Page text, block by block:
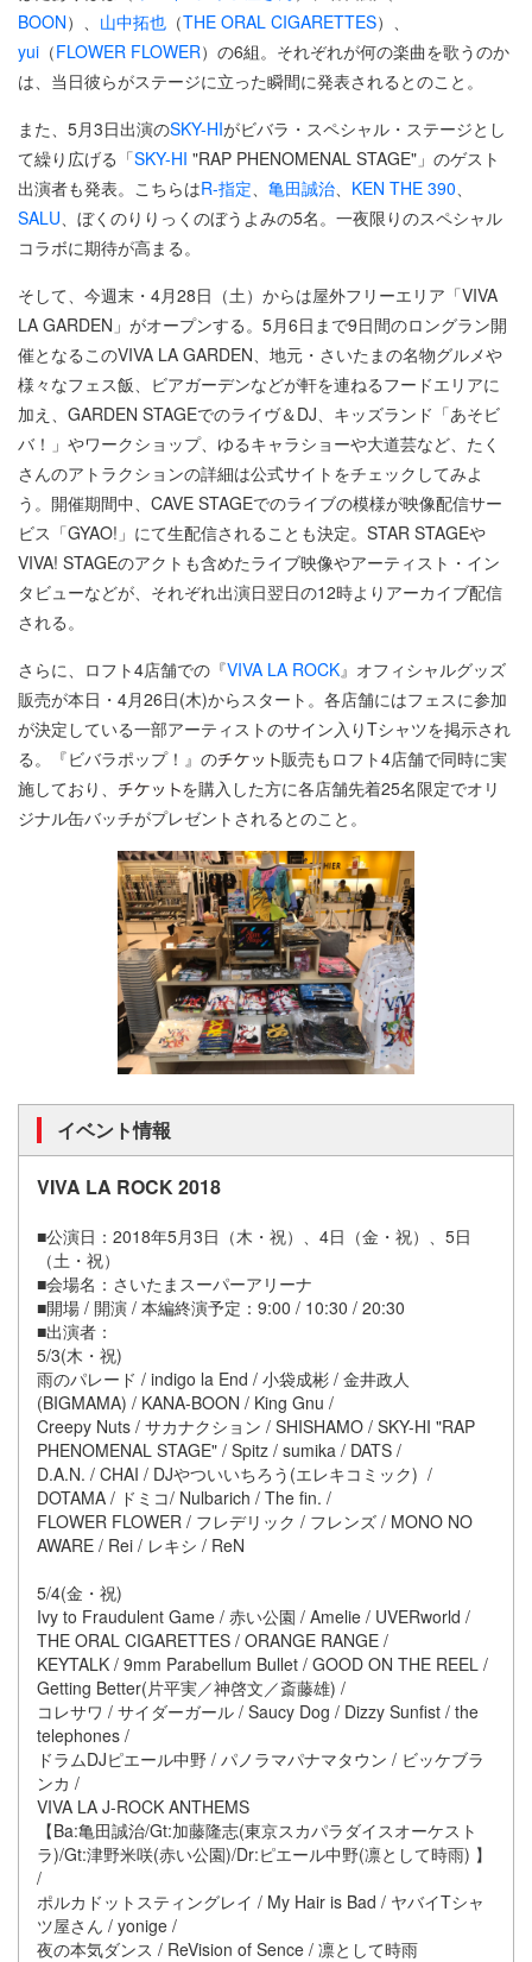
BOON）、 山中拓也 （THE ORAL CIGARETTES）、
yui （FLOWER FLOWER）の6組。それぞれが何の楽曲を歌うのか
は、当日彼らがステージに立った瞬間に発表されるとのこと。
また、5月3日出演のSKY-HIがビバラ・スペシャル・ステージとし
て繰り広げる「SKY-HI "RAP PHENOMENAL STAGE"」のゲスト
出演者も発表。こちらはR-指定 亀田誠治 KEN THE 390
SALU 、ぼくのりりっくのぼうよみの5名。一夜限りのスペシャル
コラボに期待が高まる。
そして、今週末・4月28日（土）からは屋外フリーエリア「VIVA
LA GARDEN」がオープンする。5月6日まで9日間のロングラン開
催となるこのVIVA LA GARDEN、地元・さいたまの名物グルメや
様々なフェス飯、ビアガーデンなどが軒を連ねるフードエリアに
加え、GARDEN STAGEでのライヴ＆DJ、キッズランド「あそビ
バ！」やワークショップ、ゆるキャラショーや大道芸など、たく
さんのアトラクションの詳細は公式サイトをチェックしてみよ
う。開催期間中、CAVE STAGEでのライブの模様が映像配信サー
ビス「GYAO!」にて生配信されることも決定。STAR STAGEや
VIVA! STAGEのアクトも含めたライブ映像やアーティスト・イン
タビューなどが、それぞれ出演日翌日の12時よりアーカイブ配信
される。
さらに、ロフト4店舗での『VIVA LA ROCK』オフィシャルグッズ
販売が本日・4月26日(木)からスタート。各店舗にはフェスに参加
が決定している一部アーティストのサイン入りTシャツを掲示され
る。『ビバラポップ！』の
販売もロフト4店舗で同時に実
施しており、
を購入した方に各店舗先着25名限定でオリ
ジナル缶バッチがプレゼントされるとのこと。
イベント情報
VIVA LA ROCK 2018
■公演日：2018年5月3日（木・祝）、4日（金・祝）、5日
（土・祝）
■会場名：さいたまスーパーアリーナ
■開場 / 開演 / 本編終演予定：9:00 / 10:30 / 20:30
■出演者：
5/3(木・祝)
雨のパレード / indigo la End / 小袋成彬 / 金井政人
(BIGMAMA) / KANA-BOON / King Gnu /
Creepy Nuts / サカナクション / SHISHAMO / SKY-HI "RAP
PHENOMENAL STAGE" / Spitz / sumika / DATS /
D.A.N. / CHAI / DJやついいちろう(エレキコミック) /
DOTAMA / ドミコ/ Nulbarich / The fin. /
FLOWER FLOWER / フレデリック / フレンズ / MONO NO
AWARE / Rei / レキシ / ReN
5/4(金・祝)
Ivy to Fraudulent Game / 赤い公園 / Amelie / UVERworld /
THE ORAL CIGARETTES / ORANGE RANGE /
KEYTALK / 9mm Parabellum Bullet / GOOD ON THE REEL /
Getting Better(片平実／神啓文／斎藤雄) /
コレサワ / サイダーガール / Saucy Dog / Dizzy Sunfist / the
telephones /
ドラムDJピエール中野 / パノラマパナマタウン / ビッケブラ
ンカ /
VIVA LA J-ROCK ANTHEMS
【Ba:亀田誠治/Gt:加藤隆志(東京スカパラダイスオーケスト
ラ)/Gt:津野米咲(赤い公園)/Dr:ピエール中野(凛として時雨) 】
/
ポルカドットスティングレイ / My Hair is Bad / ヤバイTシャ
ツ屋さん / yonige /
夜の本気ダンス / ReVision of Sence / 凛として時雨